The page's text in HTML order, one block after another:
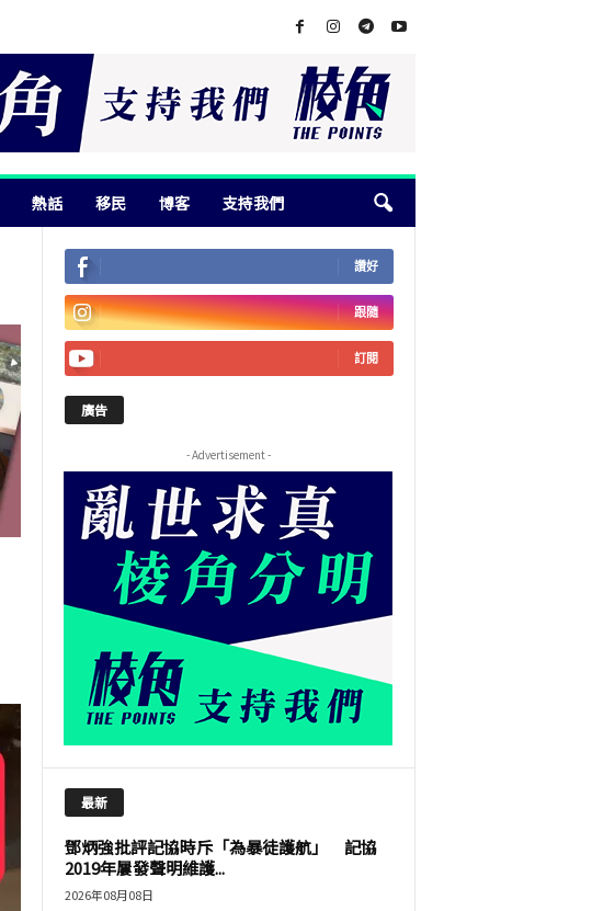
熱話 移民 博客 支持我們
讚好
跟隨
訂閱
廣告
- Advertisement -
最新
鄧炳強批評記協時斥「為暴徒護航」 記協
2019年屢發聲明維護...
2026年08月08日